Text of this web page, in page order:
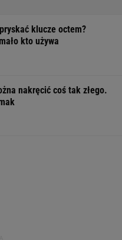
klucze octem?
kto używa
nakręcić coś tak złego.